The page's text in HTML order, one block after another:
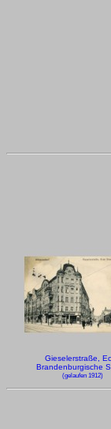
Gieselerstraße,
Brandenburgische
(gelaufen 1912)